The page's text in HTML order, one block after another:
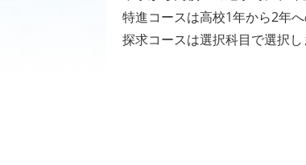
特進コースは高校1年から2年
探求コースは選択科目で選択し